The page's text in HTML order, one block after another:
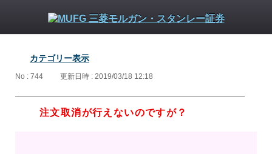
カテゴリー表示
No : 744 更新日時 : 2019/03/18 12:18
注文取消が行えないのですが？